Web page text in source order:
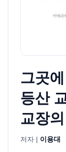
그곳
등산
교장
저자 | 이용대